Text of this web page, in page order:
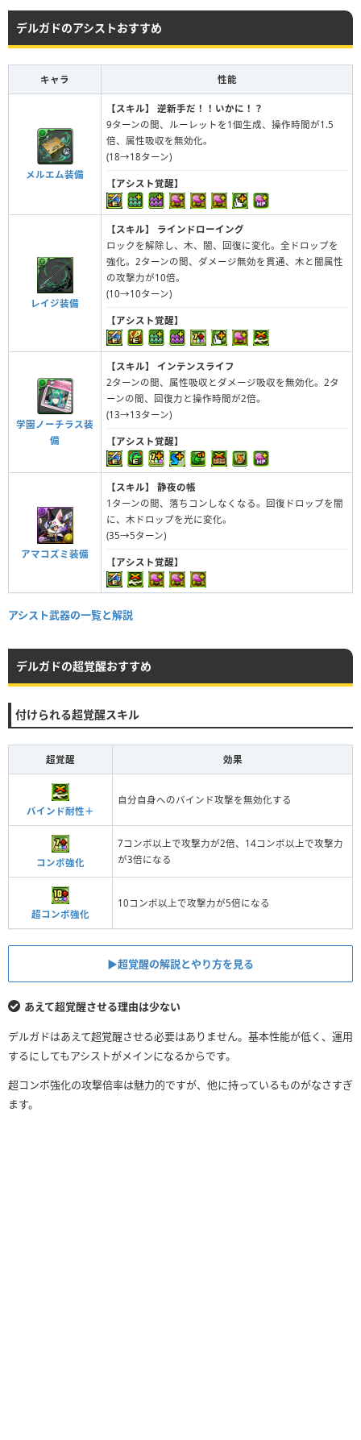
デルガドのアシストおすすめ
キャラ 性能
メルエム装備
【スキル】
逆新手だ！！いかに！？
9ターンの間、ルーレットを1個生成、操作時間が1.5
倍、属性吸収を無効化。
(18→18ターン)
【アシスト覚醒】
レイジ装備
【スキル】
ラインドローイング
ロックを解除し、木、闇、回復に変化。全ドロップを
強化。2ターンの間、ダメージ無効を貫通、木と闇属性
の攻撃力が10倍。
(10→10ターン)
【アシスト覚醒】
学園ノーチラス装
備
【スキル】
インテンスライフ
2ターンの間、属性吸収とダメージ吸収を無効化。2タ
ーンの間、回復力と操作時間が2倍。
(13→13ターン)
【アシスト覚醒】
アマコズミ装備
【スキル】
静夜の帳
1ターンの間、落ちコンしなくなる。回復ドロップを闇
に、木ドロップを光に変化。
(35→5ターン)
【アシスト覚醒】
アシスト武器の一覧と解説
デルガドの超覚醒おすすめ
付けられる超覚醒スキル
超覚醒 効果
バインド耐性＋
自分自身へのバインド攻撃を無効化する
コンボ強化
7コンボ以上で攻撃力が2倍、14コンボ以上で攻撃力
が3倍になる
超コンボ強化
10コンボ以上で攻撃力が5倍になる
▶︎超覚醒の解説とやり方を見る
あえて超覚醒させる理由は少ない
デルガドはあえて超覚醒させる必要はありません。基本性能が低く、運用
するにしてもアシストがメインになるからです。
超コンボ強化の攻撃倍率は魅力的ですが、他に持っているものがなさすぎ
ます。